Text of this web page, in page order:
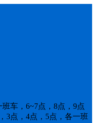
车，6~7点，8点，9点
3点，4点，5点，各一班